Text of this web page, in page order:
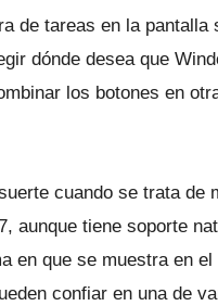
de tareas en la pantalla
dónde desea que
los botones en
cuando se trata
aunque tiene soporte
en que se muestra en
confiar en una de